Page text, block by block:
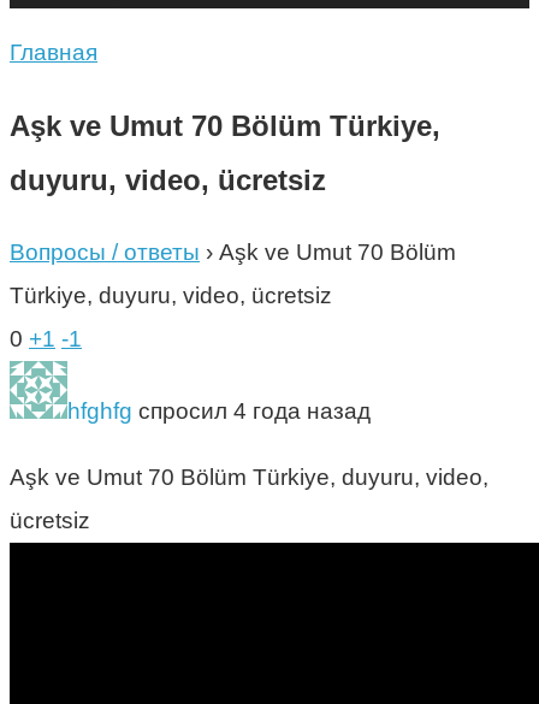
Главная
Aşk ve Umut 70 Bölüm Türkiye,
duyuru, video, ücretsiz
Вопросы / ответы › Aşk ve Umut 70 Bölüm
Türkiye, duyuru, video, ücretsiz
0 +1 -1
hfghfg спросил 4 года назад
Aşk ve Umut 70 Bölüm Türkiye, duyuru, video,
ücretsiz